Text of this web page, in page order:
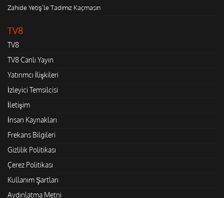
Zahide Yetiş'le Tadımız Kaçmasın
TV8
TV8
TV8 Canlı Yayın
Yatırımcı İlişkileri
İzleyici Temsilcisi
İletişim
İnsan Kaynakları
Frekans Bilgileri
Gizlilik Politikası
Çerez Politikası
Kullanım Şartları
Aydınlatma Metni